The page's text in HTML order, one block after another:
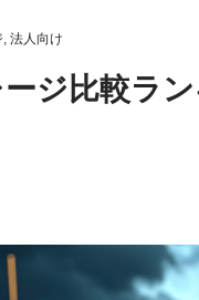
法人向け
ジ比較ラ